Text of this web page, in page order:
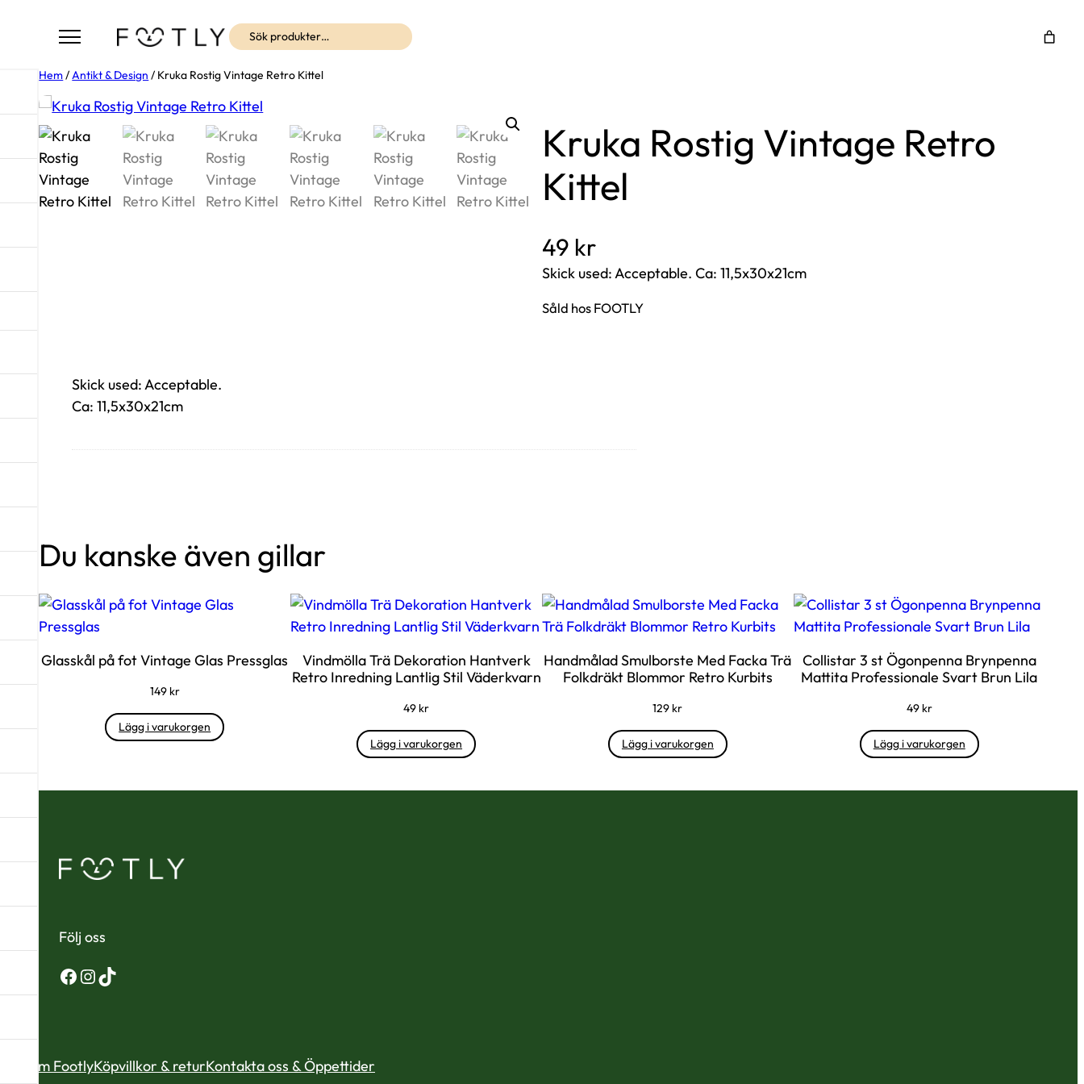
Sök
Hem/Antikt & Design / Kruka Rostig Vintage Retro Kittel
Kruka Rostig Vintage Retro
Kittel
49 kr
Skick used: Acceptable. Ca: 11,5x30x21cm
Såld hos FOOTLY
Skick used: Acceptable.
Ca: 11,5x30x21cm
Du kanske även gillar
Glasskål på fot Vintage Glas Pressglas
149 kr
Lägg i varukorgen
Vindmölla Trä Dekoration Hantverk
Retro Inredning Lantlig Stil Väderkvarn
49 kr
Lägg i varukorgen
Handmålad Smulborste Med Facka Trä
Folkdräkt Blommor Retro Kurbits
129 kr
Lägg i varukorgen
Collistar 3 st Ögonpenna Brynpenna
Mattita Professionale Svart Brun Lila
49 kr
Lägg i varukorgen
Följ oss
Facebook
Instagram
TikTok
Om FootlyKöpvillkor & returKontakta oss & Öppettider